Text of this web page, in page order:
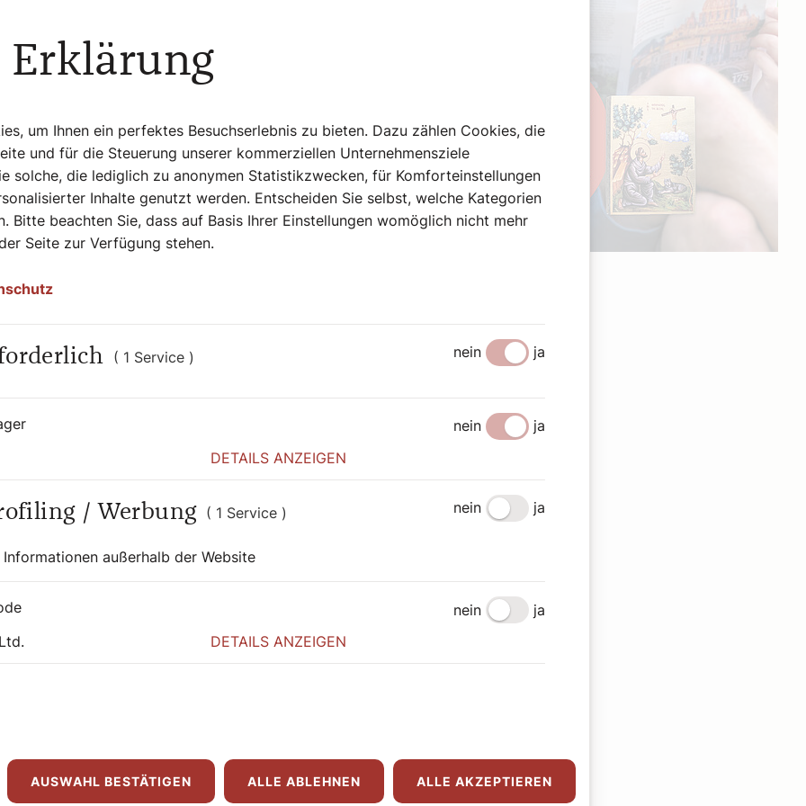
auf allen Kontinenten, in
Sklaven, Brave und Aufmüpfige, Geistliche
Autorin Bernadette Spitzer in
wobei sie die Besonderheit der jeweiligen
Sie übersetzt die teils sperrigen Quellen in
nicht mit einem Augenzwinkern. Die
reicht von in der breiten Öffentlichkeit
die erst vor kurzem heilig- oder
durch moderne Illustrationen und
zur täglichen Inspirationsquelle.
365 Heiligen durchs Jahr.
0:00
Erklärung
um Ihnen ein perfektes Besuchserlebnis zu bieten. Dazu zählen Cookies, die
und für die Steuerung unserer kommerziellen Unternehmensziele
solche, die lediglich zu anonymen Statistikzwecken, für Komforteinstellungen
Inhalte genutzt werden. Entscheiden Sie selbst, welche Kategorien
Bitte beachten Sie, dass auf Basis Ihrer Einstellungen womöglich nicht mehr
Seite zur Verfügung stehen.
( 1 Service ) nein ja
nein
ja
DETAILS ANZEIGEN
/ Werbung ( 1 Service )
außerhalb der Website
nein ja
nein
ja
DETAILS ANZEIGEN
AUSWAHL BESTÄTIGEN ALLE ABLEHNEN ALLE AKZEPTIEREN